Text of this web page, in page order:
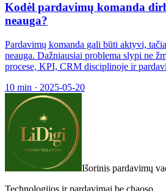
Kodėl pardavimų komanda
neauga?
Pardavimų komanda gali būti aktyvi,
neauga. Dažniausiai problema slypi ne
procese, KPI, CRM disciplinoje ir
10 min · 2025-05-20
Išorinis pardavimų
Technologijos ir pardavimai be chaoso.